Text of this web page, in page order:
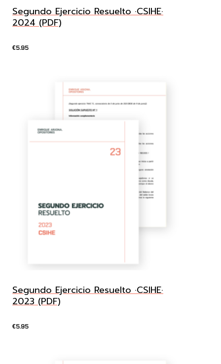
Segundo Ejercicio Resuelto ·CSIHE·
2024 (PDF)
€5.95
Segundo Ejercicio Resuelto ·CSIHE·
2023 (PDF)
€5.95